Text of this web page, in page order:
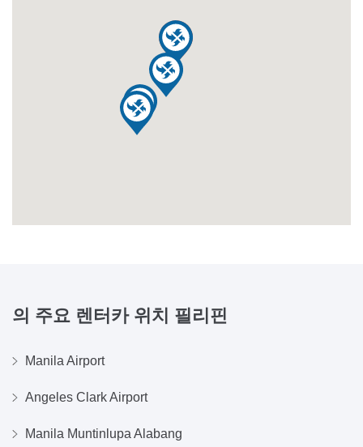
의 주요 렌터카 위치 필리핀
Manila Airport
Angeles Clark Airport
Manila Muntinlupa Alabang